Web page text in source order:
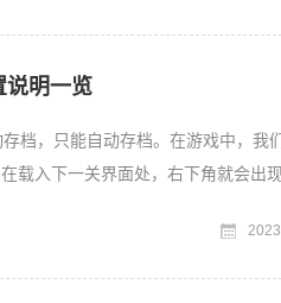
说明一览
档，只能自动存档。在游戏中，我
载入下一关界面处，右下角就会出现